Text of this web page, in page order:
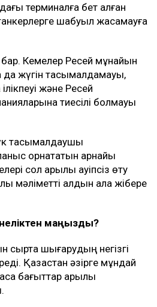
терминалға бет алған
шабуыл жасамауға
Кемелер Ресей мұнайын
да жүгін тасымалдамауы,
және Ресей
тиесілі болмауы
тасымалдаушы
орнататын арнайы
сол арқылы қауіпсіз өту
мәліметті алдын ала жібере
маңызды?
сыртқа шығарудың негізгі
Қазақстан әзірге мұндай
бағыттар арқылы